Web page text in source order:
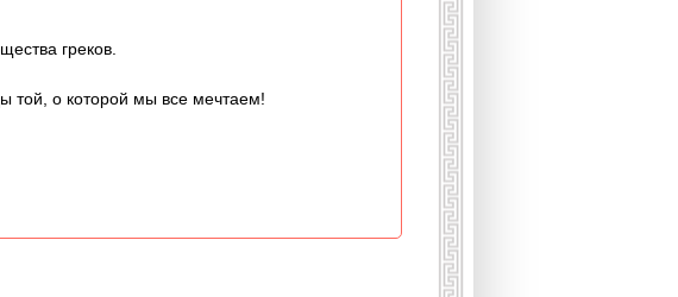
греков.
той, о которой мы все мечтаем!